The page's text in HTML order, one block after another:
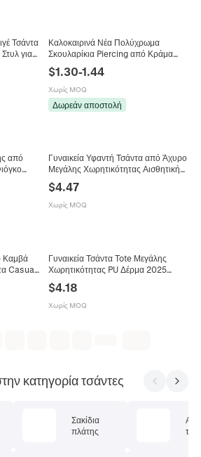
Τσάντα
για
Καλοκαιρινά Νέα Πολύχρωμα
Σκουλαρίκια Piercing από Κράμα
Τιτανίου με Στρας Σταυρός
Πεταλούδα για Γυναίκες
Υποαλλεργικά Κοσμήματα
$1.30-1.44
Χωρίς MOQ
Δωρεάν αποστολή
από
Ώμου
Γυναικεία Υφαντή Τσάντα από Άχυρο
Μεγάλης Χωρητικότητας Αισθητική
Παραλίας Με Λουράκια από Δέρμα
PU Fashion Bag New York
$4.47
Χωρίς MOQ
Καμβά
Casual
2025
Γυναικεία Τσάντα Tote Μεγάλης
Χωρητικότητας PU Δέρμα 2025
Καλοκαίρι Νέα Casual Τσάντα Ώμου
Ρετρό Τσάντα Καθημερινής Χρήσης
$4.18
Χωρίς MOQ
κατηγορία τσάντες
Σακίδια
πλάτης